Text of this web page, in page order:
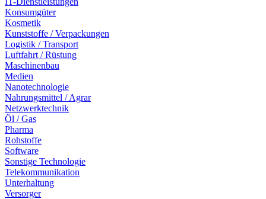
Konsumgüter
Kosmetik
Kunststoffe / Verpackungen
Logistik / Transport
Luftfahrt / Rüstung
Maschinenbau
Medien
Nanotechnologie
Nahrungsmittel / Agrar
Netzwerktechnik
Öl / Gas
Pharma
Rohstoffe
Software
Sonstige Technologie
Telekommunikation
Unterhaltung
Versorger